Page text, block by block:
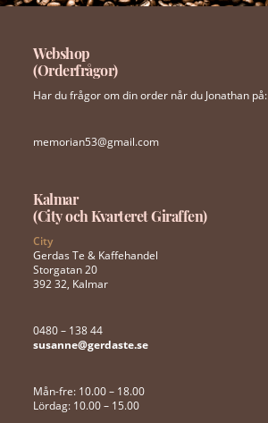
Webshop
(Orderfrågor)
Har du frågor om din order når du Jonathan på:
memorian53@gmail.com
Kalmar
(City och Kvarteret Giraffen)
City
Gerdas Te & Kaffehandel
Storgatan 20
392 32, Kalmar
0480 – 138 44
susanne@gerdaste.se
Mån-fre: 10.00 – 18.00
Lördag: 10.00 – 15.00